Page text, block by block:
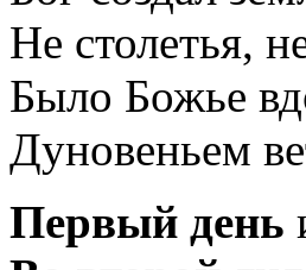
Не столетья,
Было Божье
Дуновеньем
Первый день